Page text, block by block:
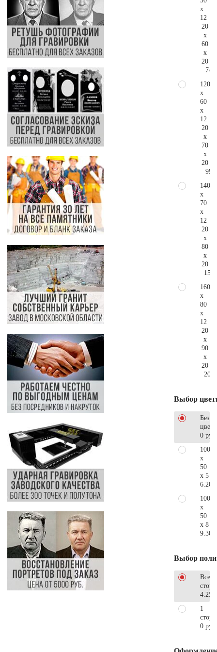
x
12
20
x
60
x
20
120
x
60
x
12
20
x
70
x
20
140
x
70
x
12
20
x
80
x
20
160
x
80
x
12
20
x
90
x
20
Выбор
Без
0 руб.
100
x
50
x 5
100
x
50
x 8
Выбор
Все
1
0 руб.